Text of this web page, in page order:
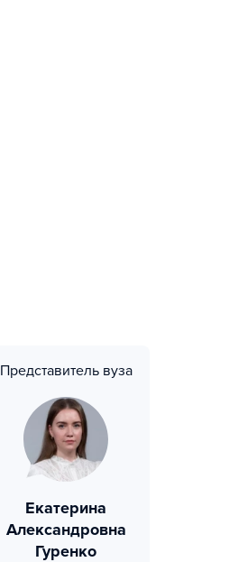
Представитель вуза
Екатерина
Александровна
Гуренко